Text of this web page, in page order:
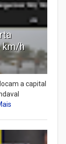
km/h
a capital